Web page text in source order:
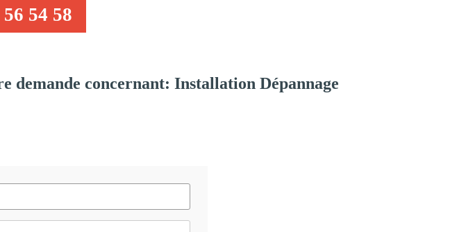
54 58
demande concernant: Installation Dépannage